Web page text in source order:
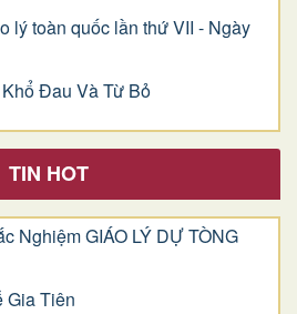
lý toàn quốc lần thứ VII - Ngày
Ðau Và Từ Bỏ
TIN HOT
Nghiệm GIÁO LÝ DỰ TÒNG
Gia Tiên